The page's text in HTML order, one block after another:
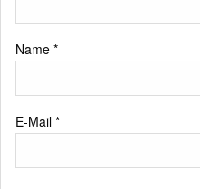
Name *
E-Mail *